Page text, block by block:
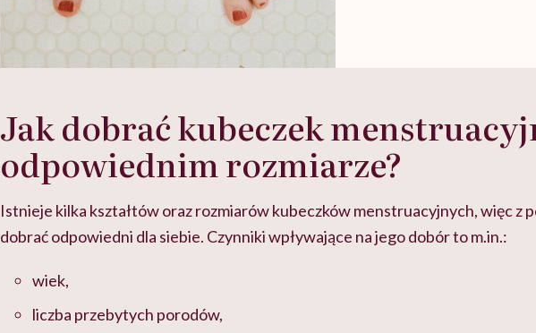
Jak dobrać kubeczek
odpowiednim rozmiarze?
Istnieje kilka kształtów oraz rozmiarów kubeczków menstruacyjnych, więc z
dobrać odpowiedni dla siebie. Czynniki wpływające na jego dobór to m.in.:
wiek,
liczba przebytych porodów,